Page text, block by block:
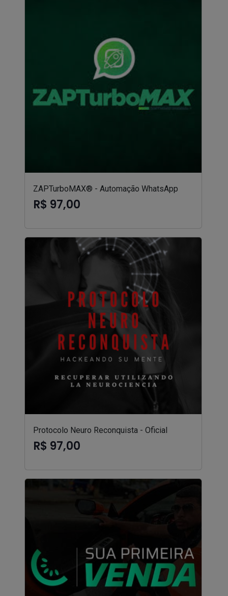
ZAPTurboMAX® - Automação WhatsApp
R$ 97,00
Protocolo Neuro Reconquista - Oficial
R$ 97,00